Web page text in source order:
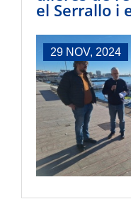
el Serrallo i
29 NOV, 2024